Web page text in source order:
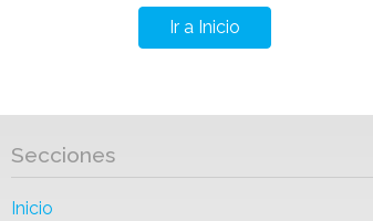
Ir a Inicio
Secciones
Inicio